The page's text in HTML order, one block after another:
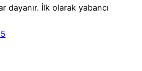
dayanır. İlk olarak yabancı